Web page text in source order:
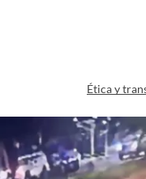
Ética y